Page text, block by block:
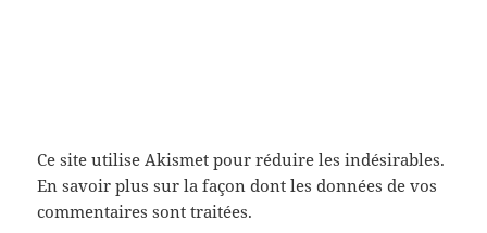
Ce site utilise Akismet pour réduire les indésirables.
En savoir plus sur la façon dont les données de vos
commentaires sont traitées.